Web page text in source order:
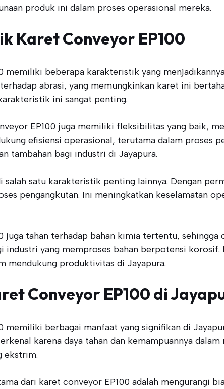
produk ini dalam proses operasional mereka.
Karet Conveyor EP100
memiliki beberapa karakteristik yang
abrasi, yang memungkinkan karet ini
ini sangat penting.
EP100 juga memiliki fleksibilitas yang baik,
efisiensi operasional, terutama dalam proses
tambahan bagi industri di Jayapura.
satu karakteristik penting lainnya. Dengan
pengangkutan. Ini meningkatkan keselamatan
juga tahan terhadap bahan kimia tertentu,
industri yang memproses bahan berpotensi
mendukung produktivitas di Jayapura.
Conveyor EP100 di
memiliki berbagai manfaat yang signifikan di
karena daya tahan dan kemampuannya
ekstrim.
dari karet conveyor EP100 adalah mengurangi